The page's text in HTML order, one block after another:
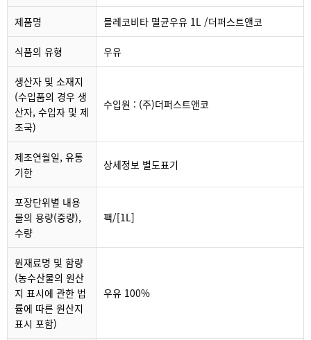
제품명 믈레코비타 멸균우유 1L /더퍼스트앤코
식품의 유형 우유
생산자 및 소재지
(수입품의 경우 생
산자, 수입자 및 제
조국)
수입원 : (주)더퍼스트앤코
제조연월일, 유통
기한
상세정보 별도표기
포장단위별 내용
물의 용량(중량),
수량
팩/[1L]
원재료명 및 함량
(농수산물의 원산
지 표시에 관한 법
률에 따른 원산지
표시 포함)
우유 100%